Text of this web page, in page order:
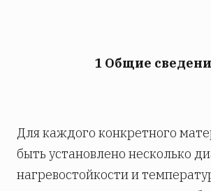
1 Общие
Для каждого конкретного
быть установлено несколько
нагревостойкости и